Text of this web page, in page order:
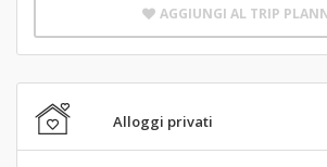
AGGIUNGI AL TRIP
Alloggi privati